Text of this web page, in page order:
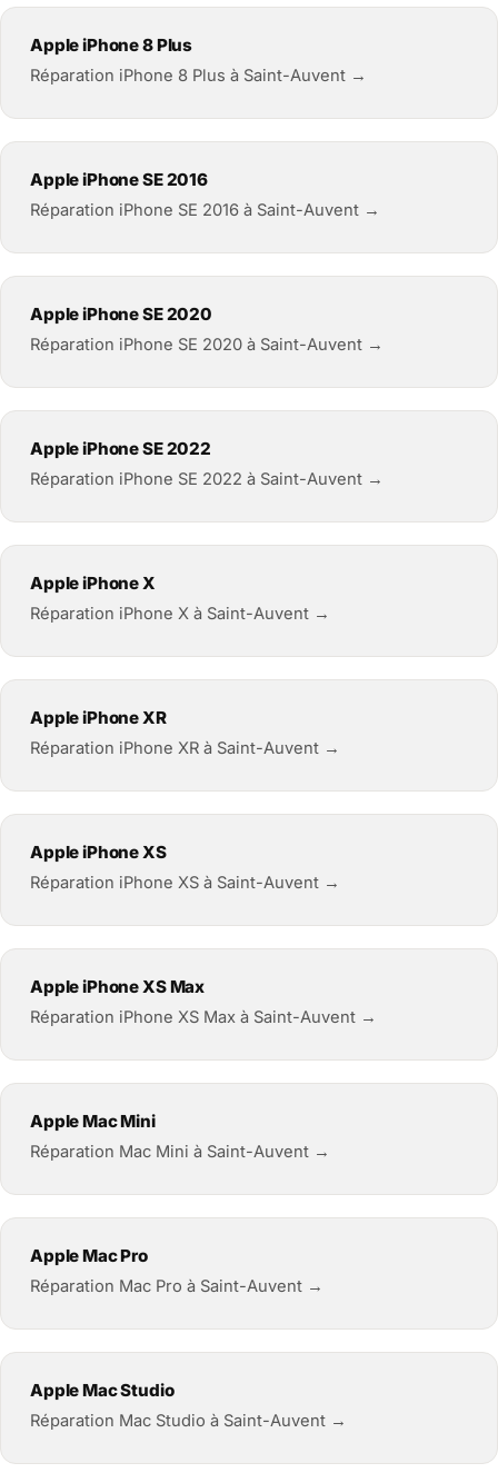
Apple iPhone 8 Plus
Réparation iPhone 8 Plus à Saint-Auvent →
Apple iPhone SE 2016
Réparation iPhone SE 2016 à Saint-Auvent →
Apple iPhone SE 2020
Réparation iPhone SE 2020 à Saint-Auvent →
Apple iPhone SE 2022
Réparation iPhone SE 2022 à Saint-Auvent →
Apple iPhone X
Réparation iPhone X à Saint-Auvent →
Apple iPhone XR
Réparation iPhone XR à Saint-Auvent →
Apple iPhone XS
Réparation iPhone XS à Saint-Auvent →
Apple iPhone XS Max
Réparation iPhone XS Max à Saint-Auvent →
Apple Mac Mini
Réparation Mac Mini à Saint-Auvent →
Apple Mac Pro
Réparation Mac Pro à Saint-Auvent →
Apple Mac Studio
Réparation Mac Studio à Saint-Auvent →